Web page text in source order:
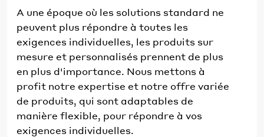
A une époque où les solutions standard ne
peuvent plus répondre à toutes les
exigences individuelles, les produits sur
mesure et personnalisés prennent de plus
en plus d'importance. Nous mettons à
profit notre expertise et notre offre variée
de produits, qui sont adaptables de
manière flexible, pour répondre à vos
exigences individuelles.